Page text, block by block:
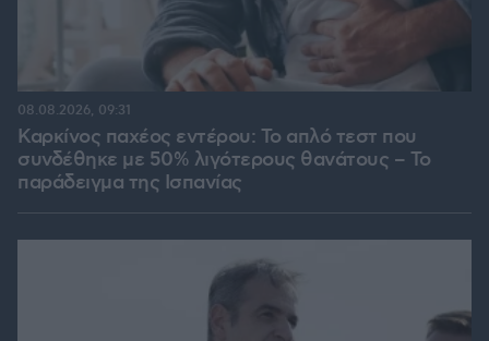
Καρκίνος παχέος εντέρου: Το απλό τεστ που
συνδέθηκε με 50% λιγότερους θανάτους – Το
παράδειγμα της Ισπανίας
08.08.2026, 09:31